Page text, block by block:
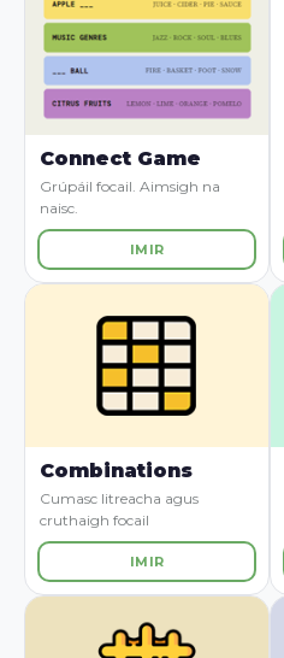
Connect Game
Grúpáil focail. Aimsigh na
naisc.
IMIR
Combinations
Cumasc litreacha agus
cruthaigh focail
IMIR